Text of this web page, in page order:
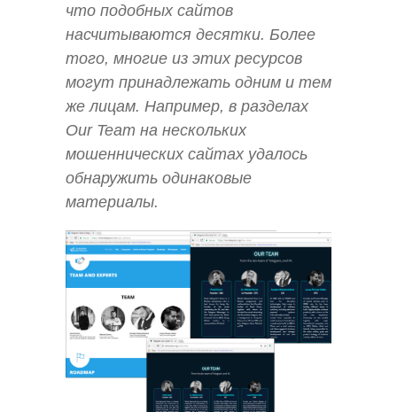
что подобных сайтов
насчитываются десятки. Более
того, многие из этих ресурсов
могут принадлежать одним и тем
же лицам. Например, в разделах
Our Team на нескольких
мошеннических сайтах удалось
обнаружить одинаковые
материалы.